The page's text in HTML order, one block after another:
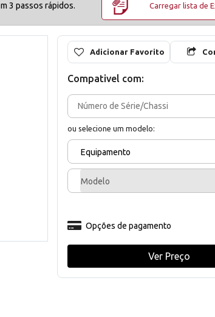
3 passos rápidos. Carregar lista de
Adicionar Favorito
Compativel com:
ou selecione um modelo:
Equipamento
Modelo
Opções de pagamento
Ver Preço